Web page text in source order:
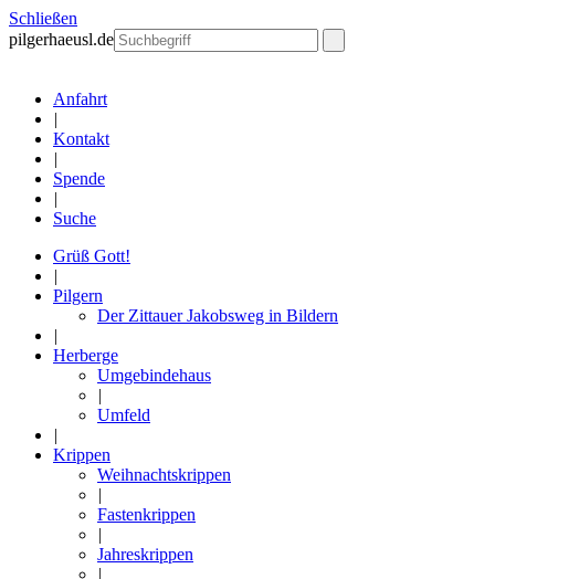
Schließen
pilgerhaeusl.de
Anfahrt
|
Kontakt
|
Spende
|
Suche
Grüß Gott!
|
Pilgern
Der Zittauer Jakobsweg in Bildern
|
Herberge
Umgebindehaus
|
Umfeld
|
Krippen
Weihnachtskrippen
|
Fastenkrippen
|
Jahreskrippen
|